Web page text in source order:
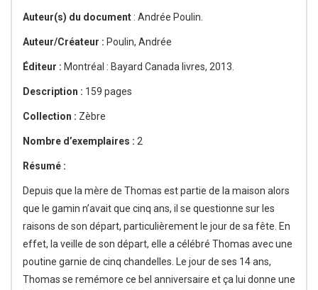
Auteur(s) du document : Andrée Poulin.
Auteur/Créateur : Poulin, Andrée
Éditeur : Montréal : Bayard Canada livres, 2013.
Description : 159 pages
Collection : Zèbre
Nombre d’exemplaires : 2
Résumé :
Depuis que la mère de Thomas est partie de la maison alors
que le gamin n’avait que cinq ans, il se questionne sur les
raisons de son départ, particulièrement le jour de sa fête. En
effet, la veille de son départ, elle a célébré Thomas avec une
poutine garnie de cinq chandelles. Le jour de ses 14 ans,
Thomas se remémore ce bel anniversaire et ça lui donne une